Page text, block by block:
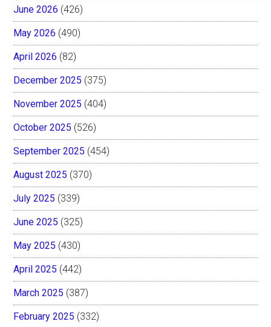
June 2026 (426)
May 2026 (490)
April 2026 (82)
December 2025 (375)
November 2025 (404)
October 2025 (526)
September 2025 (454)
August 2025 (370)
July 2025 (339)
June 2025 (325)
May 2025 (430)
April 2025 (442)
March 2025 (387)
February 2025 (332)